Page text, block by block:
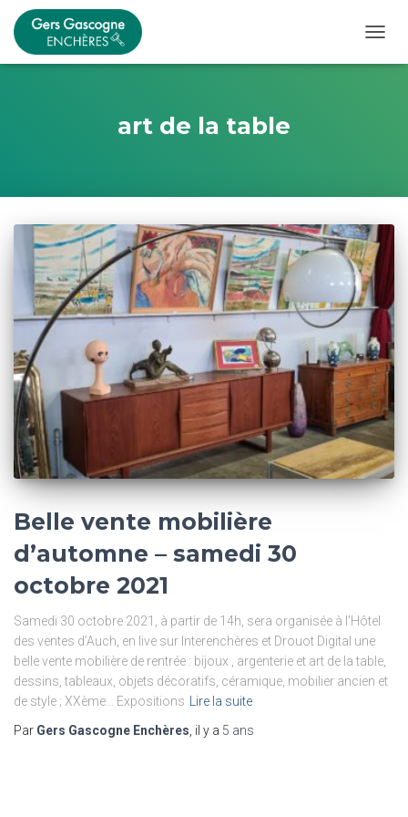
art de la table
Belle vente mobilière
d’automne – samedi 30
octobre 2021
Samedi 30 octobre 2021, à partir de 14h, sera organisée à l’Hôtel
des ventes d’Auch, en live sur Interenchères et Drouot Digital une
belle vente mobilière de rentrée : bijoux , argenterie et art de la table,
dessins, tableaux, objets décoratifs, céramique, mobilier ancien et
de style ; XXème… Expositions
Lire la suite
Par Gers Gascogne Enchères , il y a 5 ans